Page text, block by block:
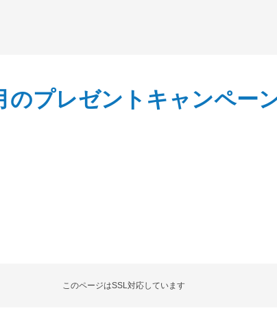
のプレゼントキャンペー
このページはSSL対応しています